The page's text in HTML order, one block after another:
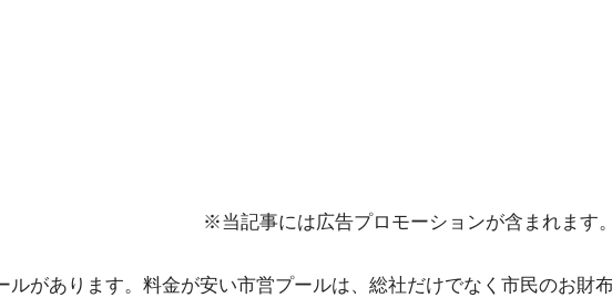
※当記事には広告プロモーションが含まれます。
ルがあります。料金が安い市営プールは、総社だけでなく市民のお財